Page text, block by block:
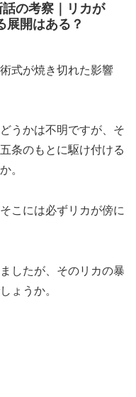
の考察｜リカが
展開はある？
式が焼き切れた影響
うかは不明ですが、そ
条のもとに駆け付ける
。
こには必ずリカが傍に
したが、そのリカの暴
ょうか。